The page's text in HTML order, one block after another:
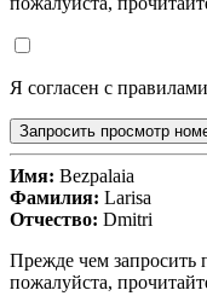
Я согласен с
Запросить просмотр
Имя: Bezpalaia
Фамилия: Larisa
Отчество: Dmitri
Прежде чем запросить
пожалуйста,